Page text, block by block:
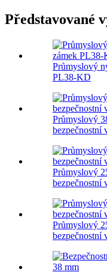
Představované
Průmyslový
PL38-KD
Průmyslový
bezpečnostní
Průmyslový
bezpečnostní
Průmyslový
bezpečnostní